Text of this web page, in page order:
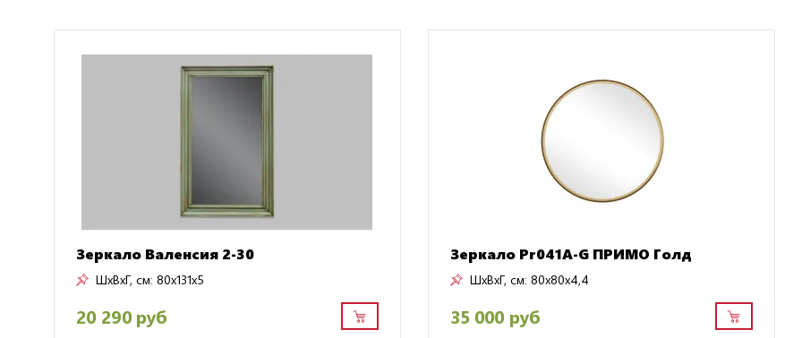
Зеркало Валенсия 2-30
ШxВxГ, см: 80x131x5
20 290 руб
Зеркало Pr041A-G ПРИМО Голд
ШxВxГ, см: 80x80x4,4
35 000 руб